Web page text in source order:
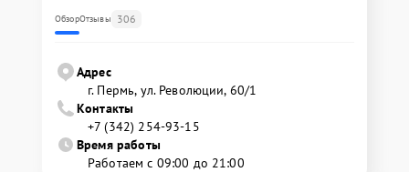
ОбзорОтзывы 306
Адрес
г. Пермь, ул. ​Революции, 60/1
Контакты
+7 (342) 254-93-15
Время работы
Работаем с 09:00 до 21:00